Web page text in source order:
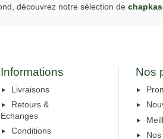
découvrez notre sélection de chapkas
Informations
Livraisons
Retours &
Echanges
Conditions
Nos